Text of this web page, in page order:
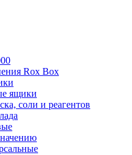
Rox Box
ящики
соли и реагентов